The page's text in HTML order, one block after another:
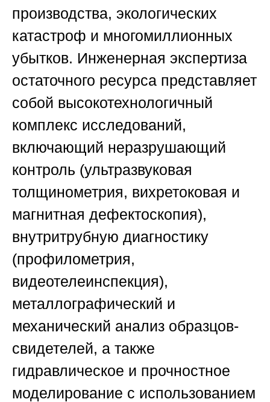
производства, экологических
катастроф и многомиллионных
убытков. Инженерная экспертиза
остаточного ресурса представляет
собой высокотехнологичный
комплекс исследований,
включающий неразрушающий
контроль (ультразвуковая
толщинометрия, вихретоковая и
магнитная дефектоскопия),
внутритрубную диагностику
(профилометрия,
видеотелеинспекция),
металлографический и
механический анализ образцов-
свидетелей, а также
гидравлическое и прочностное
моделирование с использованием